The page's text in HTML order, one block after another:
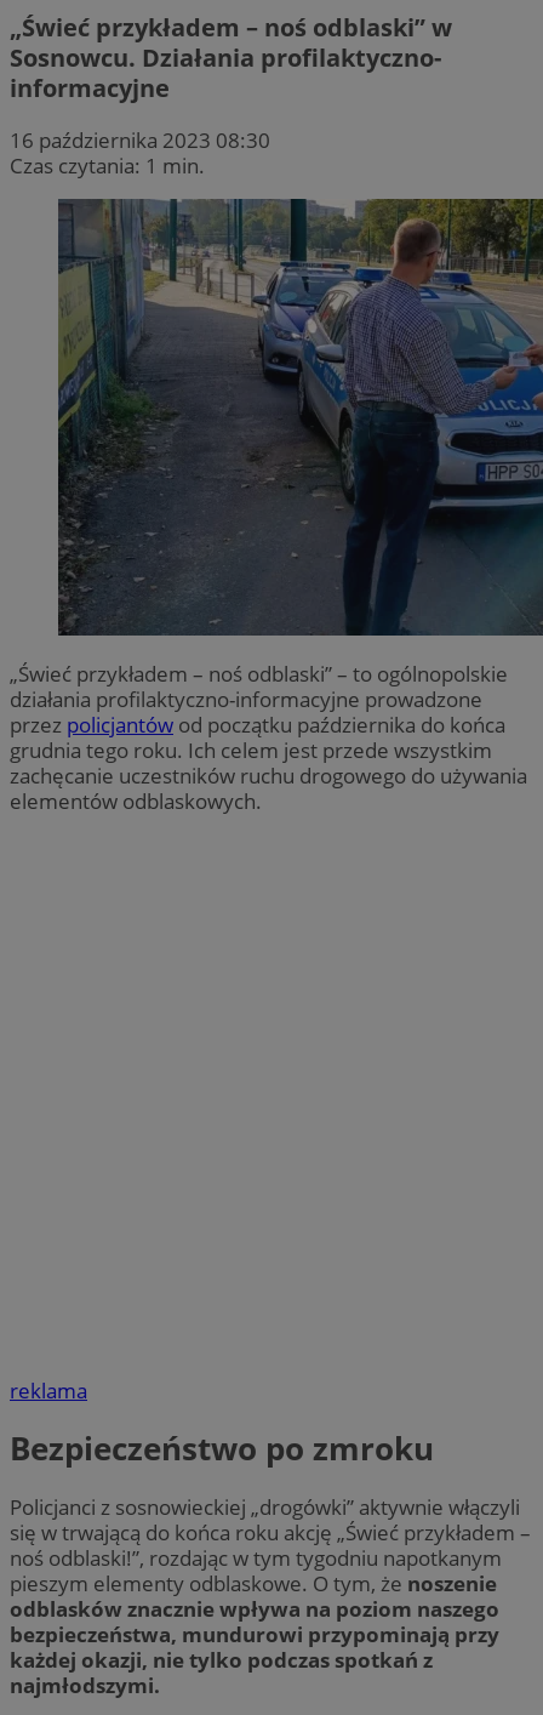
„Świeć przykładem – noś odblaski” w
Sosnowcu. Działania profilaktyczno-
informacyjne
16 października 2023 08:30
Czas czytania: 1 min.
„Świeć przykładem – noś odblaski” – to ogólnopolskie
działania profilaktyczno-informacyjne prowadzone
przez policjantów od początku października do końca
grudnia tego roku. Ich celem jest przede wszystkim
zachęcanie uczestników ruchu drogowego do używania
elementów odblaskowych.
reklama
Bezpieczeństwo po zmroku
Policjanci z sosnowieckiej „drogówki” aktywnie włączyli
się w trwającą do końca roku akcję „Świeć przykładem –
noś odblaski!”, rozdając w tym tygodniu napotkanym
pieszym elementy odblaskowe. O tym, że noszenie
odblasków znacznie wpływa na poziom naszego
bezpieczeństwa, mundurowi przypominają przy
każdej okazji, nie tylko podczas spotkań z
najmłodszymi.